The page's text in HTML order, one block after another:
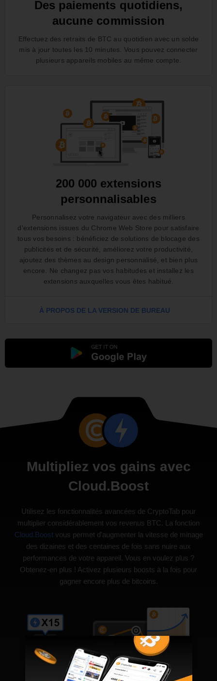
Des paiements quotidiens,
aucune commission
Effectuez des retraits de BTC au quotidien avec un solde
mis à jour toutes les 10 minutes. Vous pouvez connecter
plusieurs appareils mobiles au même compte.
200 000 extensions
personnalisables
Personnalisez votre navigateur avec des milliers
d'extensions issues du Chrome Web Store pour satisfaire
tous vos besoins : bénéficiez de solutions de blocage des
publicités et de sécurité, améliorez votre productivité,
ajoutez des thèmes au design personnalisé, et bien plus
encore. Ne changez pas vos habitudes et installez les
extensions auxquelles vous êtes habitué.
À PROPOS DE LA VERSION DE BUREAU
Multipliez vos gains avec
Cloud.Boost
Utilisez les fonctionnalités avancées de CryptoTab pour
multiplier considérablement vos revenus BTC. La fonction
Cloud.Boostvous permet d'augmenter la vitesse de minage
des dizaines et des centaines de fois sans nuire aux
performances de votre appareil. Vous en voulez plus ?
Obtenez-en plus ! Activez plusieurs boosts à la fois pour
gagner encore plus de bitcoins.